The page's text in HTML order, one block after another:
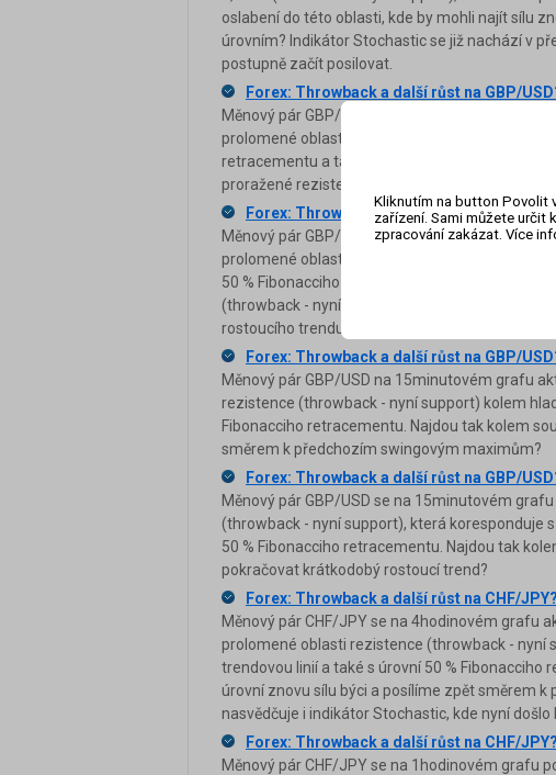
oslabení do této oblasti, kde by mohli najít sílu
úrovním? Indikátor Stochastic se již nachází v
postupně začít posilovat.
Forex: Throwback a další růst na GBP/
Měnový pár GBP/USD se na 15minutovém
prolomené oblasti rezistence, která
retracementu a také s klouzavým průměrem
proražené rezistenci (throwback - nyní support)
Forex: Throwback a další růst na GBP/
Měnový pár GBP/USD se na 1hodinovém grafu
prolomené oblasti rezistence kolem
50 % Fibonacciho retracementu. Dočkáme se
(throwback - nyní support) a následného
rostoucího trendu?
Forex: Throwback a další růst na GBP/
Měnový pár GBP/USD na 15minutovém grafu
rezistence (throwback - nyní support) kolem
Fibonacciho retracementu. Najdou tak kolem
směrem k předchozím swingovým maximům?
Forex: Throwback a další růst na GBP/
Měnový pár GBP/USD se na 15minutovém
(throwback - nyní support), která koresponduje
50 % Fibonacciho retracementu. Najdou tak
pokračovat krátkodobý rostoucí trend?
Forex: Throwback a další růst na CHF/JPY?
Měnový pár CHF/JPY se na 4hodinovém grafu
prolomené oblasti rezistence (throwback - nyní
trendovou linií a také s úrovní 50 %
úrovní znovu sílu býci a posílíme zpět směrem
nasvědčuje i indikátor Stochastic, kde nyní došlo
Forex: Throwback a další růst na CHF/JPY?
Měnový pár CHF/JPY se na 1hodinovém grafu
Kliknutím na button Povolit
zařízení. Sami můžete určit
zpracování zakázat. Více